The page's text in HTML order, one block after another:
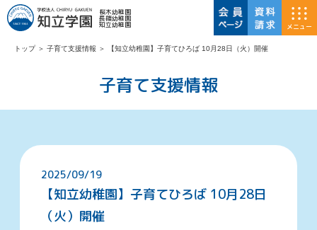
桜木幼稚園
長篠幼稚園
知立幼稚園 メニュー
トップ ＞ 子育て支援情報 ＞ 【知立幼稚園】子育てひろば 10月28日（火）開催
子育て支援情報
2025/09/19
【知立幼稚園】子育てひろば 10月28日
（火）開催